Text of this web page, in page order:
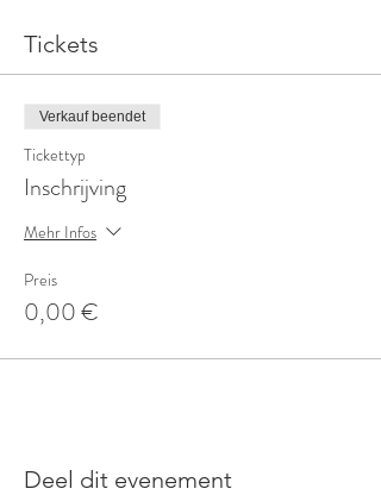
Tickets
Verkauf beendet
Tickettyp
Inschrijving
Mehr Infos
Preis
0,00 €
Deel dit evenement